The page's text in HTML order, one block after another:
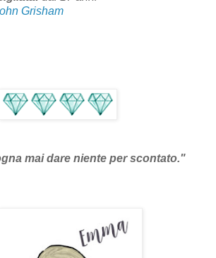
Grisham
mai dare niente per scontato."